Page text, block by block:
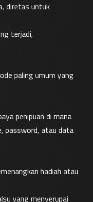
diretas untuk
terjadi,
paling umum yang
penipuan di mana
password, atau data
hadiah atau
yang menyerupai